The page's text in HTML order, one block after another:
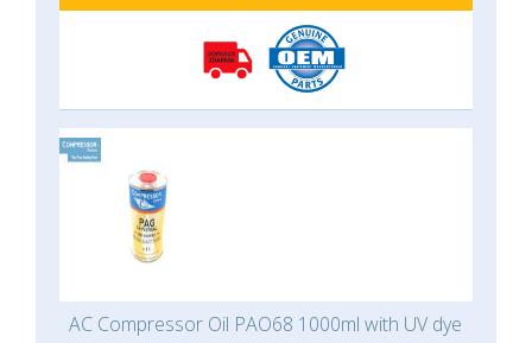
AC Compressor Oil PAO68 1000ml with UV dye